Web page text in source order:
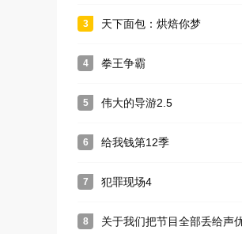
3 天下面包：烘焙你梦
4 拳王争霸
5 伟大的导游2.5
6 给我钱第12季
7 犯罪现场4
8 关于我们把节目全部丢给声